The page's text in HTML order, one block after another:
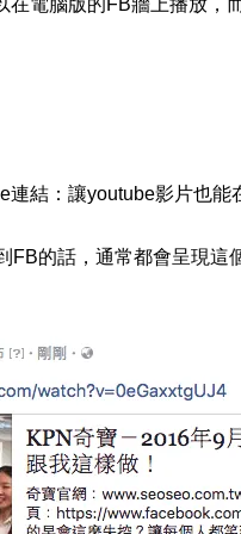
連結：讓youtube影片也
FB的話，通常都會呈現這